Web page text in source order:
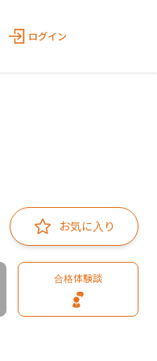
ログイン
お気に入り
合格体験談